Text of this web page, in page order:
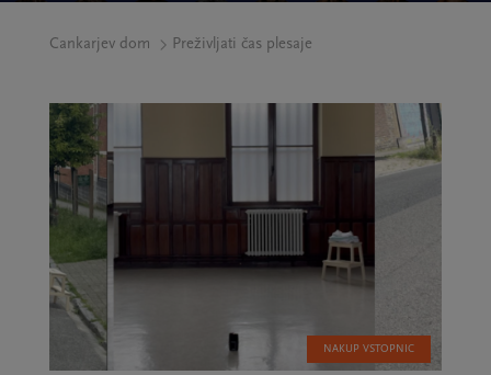
Cankarjev dom Preživljati čas plesaje
NAKUP VSTOPNIC